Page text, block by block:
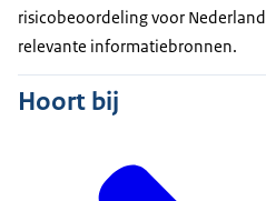
risicobeoordeling voor
relevante informatiebronnen.
Hoort bij